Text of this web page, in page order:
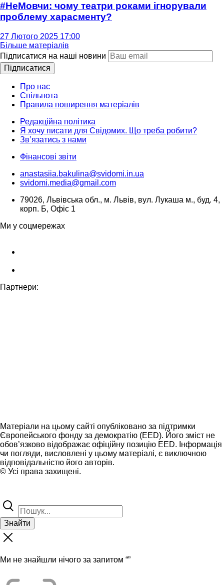
#НеМовчи: чому театри роками ігнорували
проблему харасменту?
27 Лютого 2025 17:00
Більше матеріалів
Підписатися на наші новини
Підписатися
Про нас
Спільнота
Правила поширення матеріалів
Редакційна політика
Я хочу писати для Свідомих. Що треба робити?
Зв’язатись з нами
Фінансові звіти
anastasiia.bakulina@svidomi.in.ua
svidomi.media@gmail.com
79026, Львівська обл., м. Львів, вул. Лукаша м., буд. 4,
корп. Б, Офіс 1
Ми у соцмережах
Партнери:
Матеріали на цьому сайті опубліковано за підтримки
Європейського фонду за демократію (EED). Його зміст не
обов’язково відображає офіційну позицію EED. Інформація
чи погляди, висловлені у цьому матеріалі, є виключною
відповідальністю його авторів.
© Усі права захищені.
Знайти
Ми не знайшли нічого за запитом “”